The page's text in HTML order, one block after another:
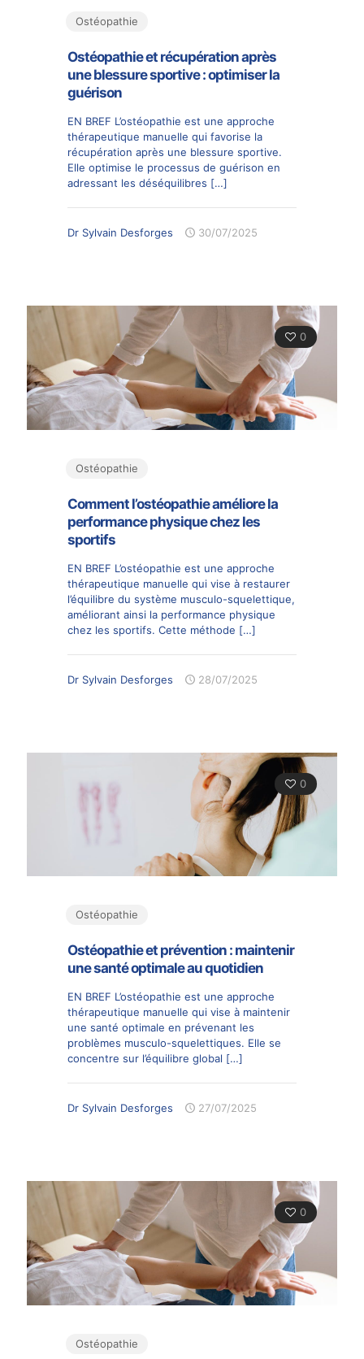
Ostéopathie
Ostéopathie et récupération après
une blessure sportive : optimiser la
guérison
EN BREF L’ostéopathie est une approche
thérapeutique manuelle qui favorise la
récupération après une blessure sportive.
Elle optimise le processus de guérison en
adressant les déséquilibres […]
Dr Sylvain Desforges 30/07/2025
0
Ostéopathie
Comment l’ostéopathie améliore la
performance physique chez les
sportifs
EN BREF L’ostéopathie est une approche
thérapeutique manuelle qui vise à restaurer
l’équilibre du système musculo-squelettique,
améliorant ainsi la performance physique
chez les sportifs. Cette méthode […]
Dr Sylvain Desforges 28/07/2025
0
Ostéopathie
Ostéopathie et prévention : maintenir
une santé optimale au quotidien
EN BREF L’ostéopathie est une approche
thérapeutique manuelle qui vise à maintenir
une santé optimale en prévenant les
problèmes musculo-squelettiques. Elle se
concentre sur l’équilibre global […]
Dr Sylvain Desforges 27/07/2025
0
Ostéopathie